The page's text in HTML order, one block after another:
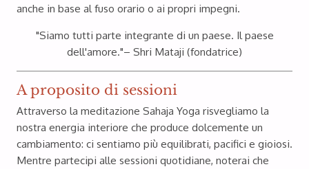
anche in base al fuso orario o ai propri impegni.
"Siamo tutti parte integrante di un paese. Il paese
dell'amore."– Shri Mataji (fondatrice)
A proposito di sessioni
Attraverso la meditazione Sahaja Yoga risvegliamo la
nostra energia interiore che produce dolcemente un
cambiamento: ci sentiamo più equilibrati, pacifici e gioiosi.
Mentre partecipi alle sessioni quotidiane, noterai che